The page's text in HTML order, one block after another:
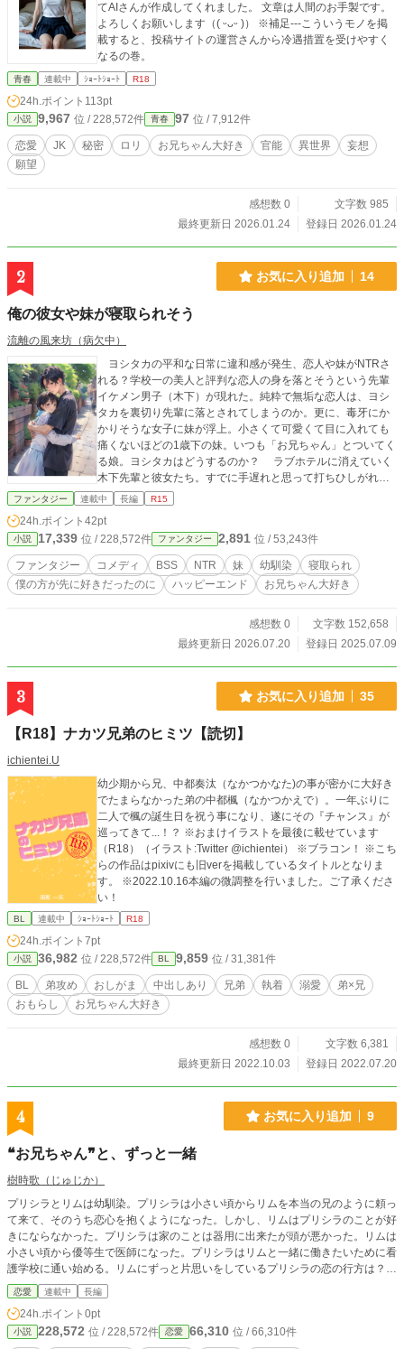
てAIさんが作成してくれました。 文章は人間のお手製です。
よろしくお願いします（( ᵕᴗᵕ )） ※補足---こういうモノを掲
載すると、投稿サイトの運営さんから冷遇措置を受けやすく
なるの巻。
青春 連載中 ｼｮｰﾄｼｮｰﾄ R18
24h.ポイント 113pt
小説 9,967 位 / 228,572件 青春 97 位 / 7,912件
恋愛 JK 秘密 ロリ お兄ちゃん大好き 官能 異世界
妄想
願望
感想数 0
文字数 985
最終更新日 2026.01.24
登録日 2026.01.24
2 お気に入り追加 14
俺の彼女や妹が寝取られそう
流離の風来坊（病欠中）
ヨシタカの平和な日常に違和感が発生、恋人や妹がNTRさ
れる？学校一の美人と評判な恋人の身を落とそうという先輩
イケメン男子（木下）が現れた。純粋で無垢な恋人は、ヨシ
タカを裏切り先輩に落とされてしまうのか。更に、毒牙にか
かりそうな女子に妹が浮上。小さくて可愛くて目に入れても
痛くないほどの1歳下の妹。いつも「お兄ちゃん」とついてく
る娘。ヨシタカはどうするのか？ ラブホテルに消えていく
木下先輩と彼女たち。すでに手遅れと思って打ちひしがれる
ヨシタカであった。しかし本当は……？ ★日常に違和感が
きます。大きく事態が動き出すまでは只のラブコメに見えま
す。 但し、成長する先の作品までは残念主人公！ ★かなりの
話数を削除いたしました。
ファンタジー 連載中 長編 R15
24h.ポイント 42pt
小説 17,339 位 / 228,572件 ファンタジー 2,891 位 / 53,243件
ファンタジー コメディ BSS NTR 妹 幼馴染
寝取られ
僕の方が先に好きだったのに
ハッピーエンド お兄ちゃん大好き
感想数 0
文字数 152,658
最終更新日 2026.07.20
登録日 2025.07.09
3 お気に入り追加 35
【R18】ナカツ兄弟のヒミツ【読切】
ichientei.U
幼少期から兄、中都奏汰（なかつかなた)の事が密かに大好き
でたまらなかった弟の中都楓（なかつかえで）。一年ぶりに
二人で楓の誕生日を祝う事になり、遂にその『チャンス』が
巡ってきて...！？ ※おまけイラストを最後に載せています
（R18）（イラスト:Twitter @ichientei） ※ブラコン！ ※こち
らの作品はpixivにも旧verを掲載しているタイトルとなりま
す。 ※2022.10.16本編の微調整を行いました。ご了承くださ
い！
BL 連載中 ｼｮｰﾄｼｮｰﾄ R18
24h.ポイント 7pt
小説 36,982 位 / 228,572件 BL 9,859 位 / 31,381件
BL 弟攻め おしがま 中出しあり 兄弟 執着 溺愛
弟×兄
おもらし
お兄ちゃん大好き
感想数 0
文字数 6,381
最終更新日 2022.10.03
登録日 2022.07.20
4 お気に入り追加 9
❝お兄ちゃん❞と、ずっと一緒
樹時歌（じゅじか）
プリシラとリムは幼馴染。プリシラは小さい頃からリムを本当の兄のように頼っ
て来て、そのうち恋心を抱くようになった。しかし、リムはプリシラのことが好
きにならなかった。プリシラは家のことは器用に出来たが頭が悪かった。リムは
小さい頃から優等生で医師になった。プリシラはリムと一緒に働きたいために看
護学校に通い始める。リムにずっと片思いをしているプリシラの恋の行方は？リ
ムは振り向いてくれるのか？
恋愛 連載中 長編
24h.ポイント 0pt
小説 228,572 位 / 228,572件 恋愛 66,310 位 / 66,310件